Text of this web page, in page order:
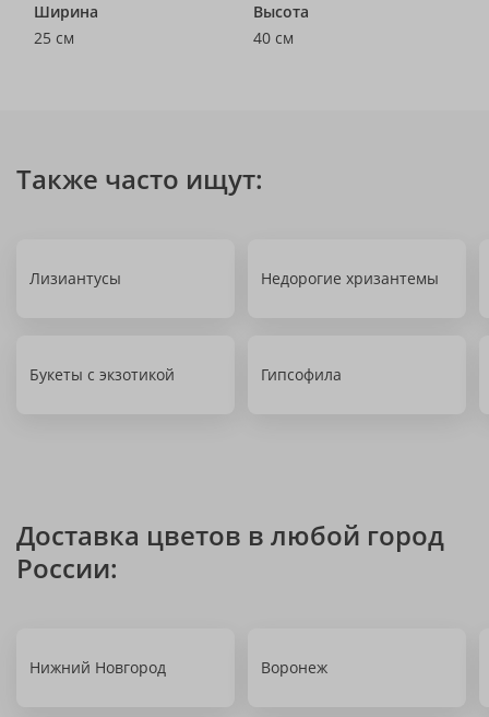
Ширина
25 см
Высота
40 см
Также часто ищут:
Лизиантусы Недорогие хризантемы
Букеты с экзотикой Гипсофила
Доставка цветов в любой город
России:
Нижний Новгород Воронеж